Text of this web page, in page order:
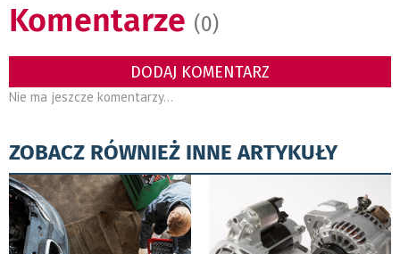
Komentarze (0)
DODAJ KOMENTARZ
Nie ma jeszcze komentarzy...
ZOBACZ RÓWNIEŻ INNE ARTYKUŁY